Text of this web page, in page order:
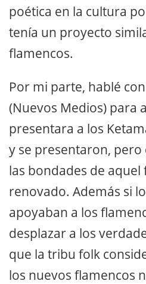
poética en la cultura
tenía un proyecto
flamencos.
Por mi parte, hablé
(Nuevos Medios) para
presentara a los
y se presentaron,
las bondades de aquel
renovado. Además si
apoyaban a los
desplazar a los
que la tribu folk
los nuevos flamencos